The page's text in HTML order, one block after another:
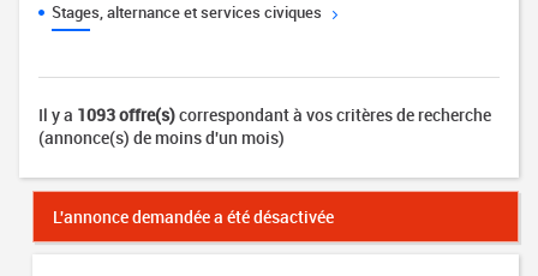
Stages, alternance et services civiques
Il y a 1093 offre(s)correspondant à vos critères de recherche
(annonce(s) de moins d'un mois)
L'annonce demandée a été désactivée